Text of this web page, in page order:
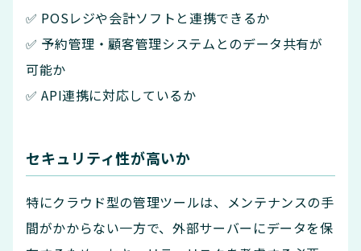
✅ POSレジや会計ソフトと連携できるか
✅ 予約管理・顧客管理システムとのデータ共有が
可能か
✅ API連携に対応しているか
セキュリティ性が高いか
特にクラウド型の管理ツールは、メンテナンスの手
間がかからない一方で、外部サーバーにデータを保